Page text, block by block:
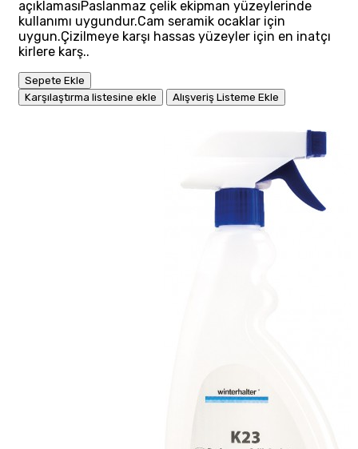
açıklamasıPaslanmaz çelik ekipman yüzeylerinde
kullanımı uygundur.Cam seramik ocaklar için
uygun.Çizilmeye karşı hassas yüzeyler için en inatçı
kirlere karş..
Sepete Ekle
Karşılaştırma listesine ekle
Alışveriş Listeme Ekle